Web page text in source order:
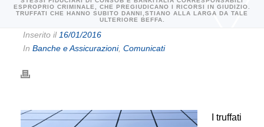
ESPROPRIO CRIMINALE, CHE PREGIUDICANO I RICORSI IN GIUDIZIO.
TRUFFATI CHE HANNO SUBITO DANNI,STIANO ALLA LARGA DA TALE
ULTERIORE BEFFA.
Inserito il 16/01/2016
In Banche e Assicurazioni, Comunicati
I truffati